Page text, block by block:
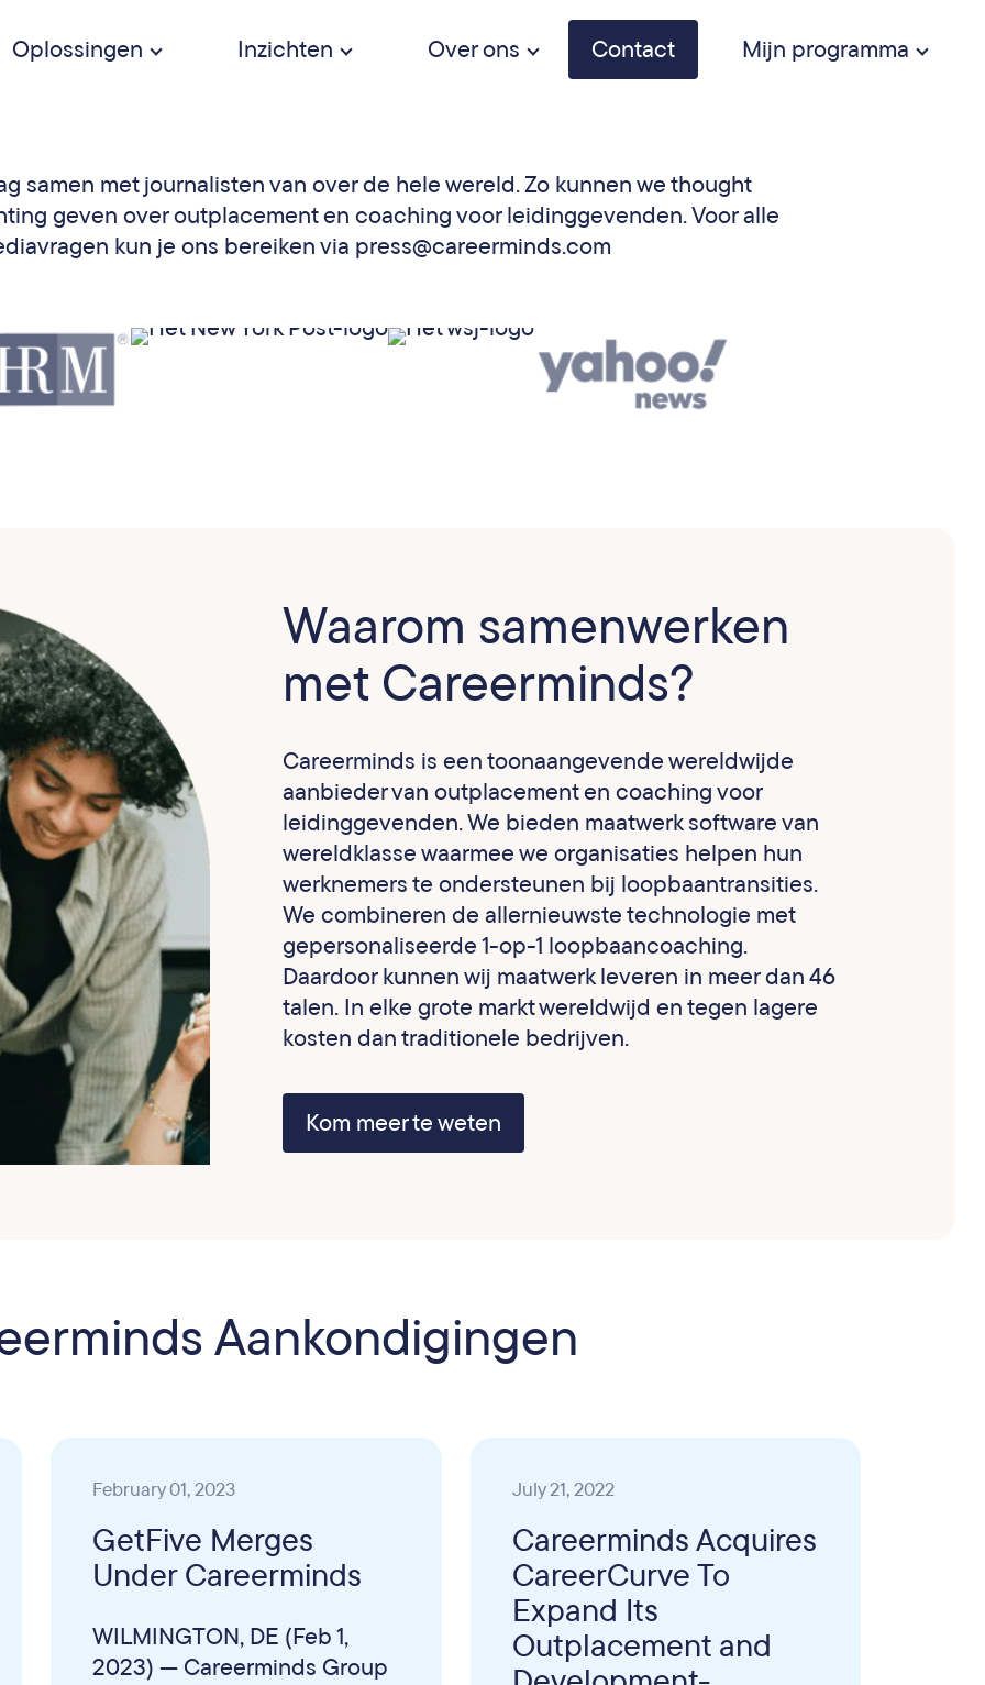
Oplossingen Inzichten Over ons Contact Mijn programma
samen met journalisten van over de hele wereld. Zo kunnen we thought
geven over outplacement en coaching voor leidinggevenden. Voor alle
kun je ons bereiken via press@careerminds.com
Waarom samenwerken
met Careerminds?
Careerminds is een toonaangevende wereldwijde
aanbieder van outplacement en coaching voor
leidinggevenden. We bieden maatwerk software van
wereldklasse waarmee we organisaties helpen hun
werknemers te ondersteunen bij loopbaantransities.
We combineren de allernieuwste technologie met
gepersonaliseerde 1-op-1 loopbaancoaching.
Daardoor kunnen wij maatwerk leveren in meer dan 46
talen. In elke grote markt wereldwijd en tegen lagere
kosten dan traditionele bedrijven.
Kom meer te weten
Aankondigingen
February 01, 2023
GetFive Merges
Under Careerminds
WILMINGTON, DE (Feb 1,
2023) — Careerminds Group
July 21, 2022
Careerminds Acquires
CareerCurve To
Expand Its
Outplacement and